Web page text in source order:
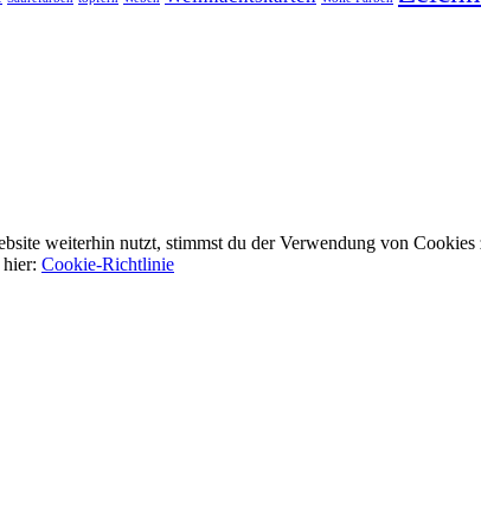
weiterhin nutzt, stimmst du der Verwendung von Cookies
Cookie-Richtlinie